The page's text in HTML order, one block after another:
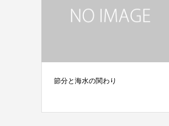
節分と海水の関わり